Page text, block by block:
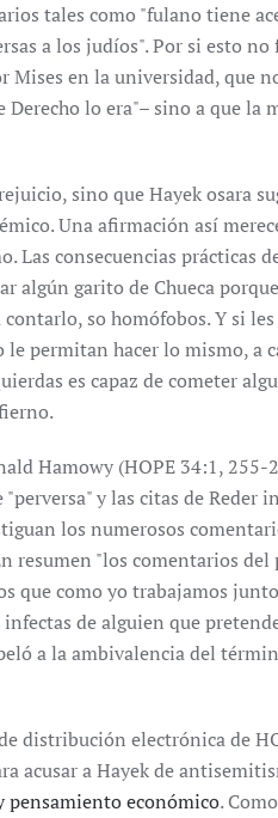
tales como "fulano tiene
a los judíos". Por si esto no
en la universidad, que
lo era"– sino a que la
sino que Hayek osara
Una afirmación así
Las consecuencias prácticas
algún garito de Chueca
so homófobos. Y si
permitan hacer lo mismo, a
es capaz de cometer
Hamowy (HOPE 34:1, 255-
y las citas de Reder
los numerosos
resumen "los comentarios del
que como yo trabajamos
de alguien que
a la ambivalencia del
distribución electrónica de
acusar a Hayek de
pensamiento económico.